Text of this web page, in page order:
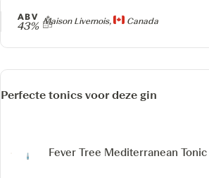
Producer
Maison Livernois, Canada
ABV
43%
Perfecte tonics voor deze gin
Fever Tree Mediterranean